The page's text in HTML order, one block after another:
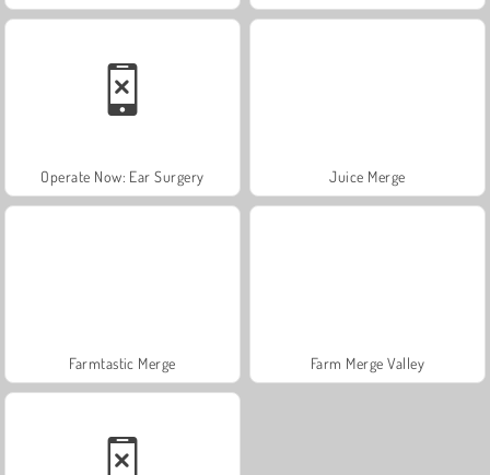
Operate Now: Ear Surgery Juice Merge
Farmtastic Merge Farm Merge Valley